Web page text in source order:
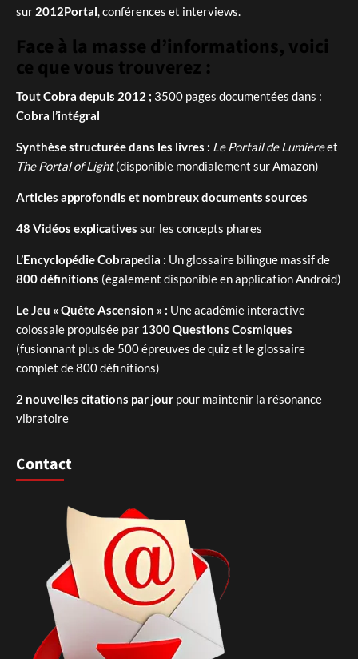
sur 2012Portal, conférences et interviews.
Face à la masse d’informations, voici
ce que vous trouverez :
Tout Cobra depuis 2012 ; 3500 pages documentées dans :
Cobra l’intégral
Synthèse structurée dans les livres : Le Portail de Lumièreet
The Portal of Light(disponible mondialement sur Amazon)
Articles approfondis et nombreux documents sources
48 Vidéos explicatives sur les concepts phares
L’Encyclopédie Cobrapedia : Un glossaire bilingue massif de
800 définitions (également disponible en application Android)
Le Jeu « Quête Ascension » : Une académie interactive
colossale propulsée par 1300 Questions Cosmiques
(fusionnant plus de 500 épreuves de quiz et le glossaire
complet de 800 définitions)
2 nouvelles citations par jour pour maintenir la résonance
vibratoire
Contact